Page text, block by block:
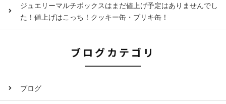
ジュエリーマルチボックスはまだ値上げ予定はありませんでし
た！値上げはこっち！クッキー缶・ブリキ缶！
ブログカテゴリ
ブログ